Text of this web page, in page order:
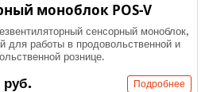
моноблок POS-V
сенсорный моноблок,
для работы в продовольственной и
рознице.
Подробнее